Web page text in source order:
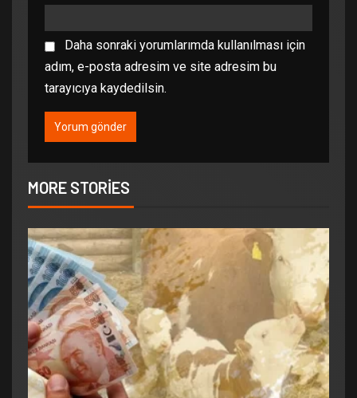
Daha sonraki yorumlarımda kullanılması için
adım, e-posta adresim ve site adresim bu
tarayıcıya kaydedilsin.
MORE STORIES